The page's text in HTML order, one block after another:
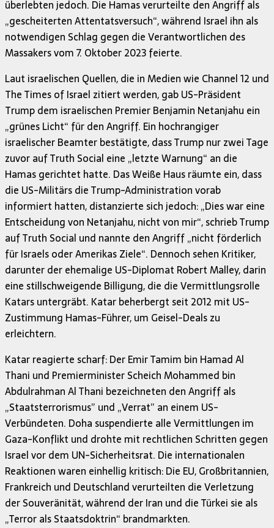
überlebten jedoch. Die Hamas verurteilte den Angriff als
„gescheiterten Attentatsversuch“, während Israel ihn als
notwendigen Schlag gegen die Verantwortlichen des
Massakers vom 7. Oktober 2023 feierte.
Laut israelischen Quellen, die in Medien wie Channel 12 und
The Times of Israel zitiert werden, gab US-Präsident
Trump dem israelischen Premier Benjamin Netanjahu ein
„grünes Licht“ für den Angriff. Ein hochrangiger
israelischer Beamter bestätigte, dass Trump nur zwei Tage
zuvor auf Truth Social eine „letzte Warnung“ an die
Hamas gerichtet hatte. Das Weiße Haus räumte ein, dass
die US-Militärs die Trump-Administration vorab
informiert hatten, distanzierte sich jedoch: „Dies war eine
Entscheidung von Netanjahu, nicht von mir“, schrieb Trump
auf Truth Social und nannte den Angriff „nicht förderlich
für Israels oder Amerikas Ziele“. Dennoch sehen Kritiker,
darunter der ehemalige US-Diplomat Robert Malley, darin
eine stillschweigende Billigung, die die Vermittlungsrolle
Katars untergräbt. Katar beherbergt seit 2012 mit US-
Zustimmung Hamas-Führer, um Geisel-Deals zu
erleichtern.
Katar reagierte scharf: Der Emir Tamim bin Hamad Al
Thani und Premierminister Scheich Mohammed bin
Abdulrahman Al Thani bezeichneten den Angriff als
„Staatsterrorismus” und „Verrat” an einem US-
Verbündeten. Doha suspendierte alle Vermittlungen im
Gaza-Konflikt und drohte mit rechtlichen Schritten gegen
Israel vor dem UN-Sicherheitsrat. Die internationalen
Reaktionen waren einhellig kritisch: Die EU, Großbritannien,
Frankreich und Deutschland verurteilten die Verletzung
der Souveränität, während der Iran und die Türkei sie als
„Terror als Staatsdoktrin“ brandmarkten.